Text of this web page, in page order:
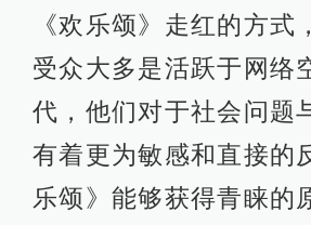
《欢乐颂》走红的方式
受众大多是活跃于网络
代，他们对于社会问题
有着更为敏感和直接的
乐颂》能够获得青睐的